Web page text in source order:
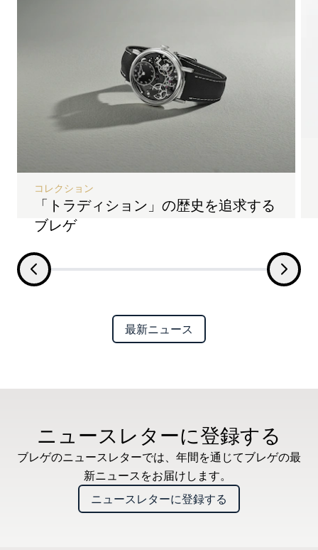
「トラディション」の歴史を追求する
ブレゲ
コレクション
最新ニュース
ニュースレターに登録する
ブレゲのニュースレターでは、年間を通じてブレゲの最
新ニュースをお届けします。
ニュースレターに登録する